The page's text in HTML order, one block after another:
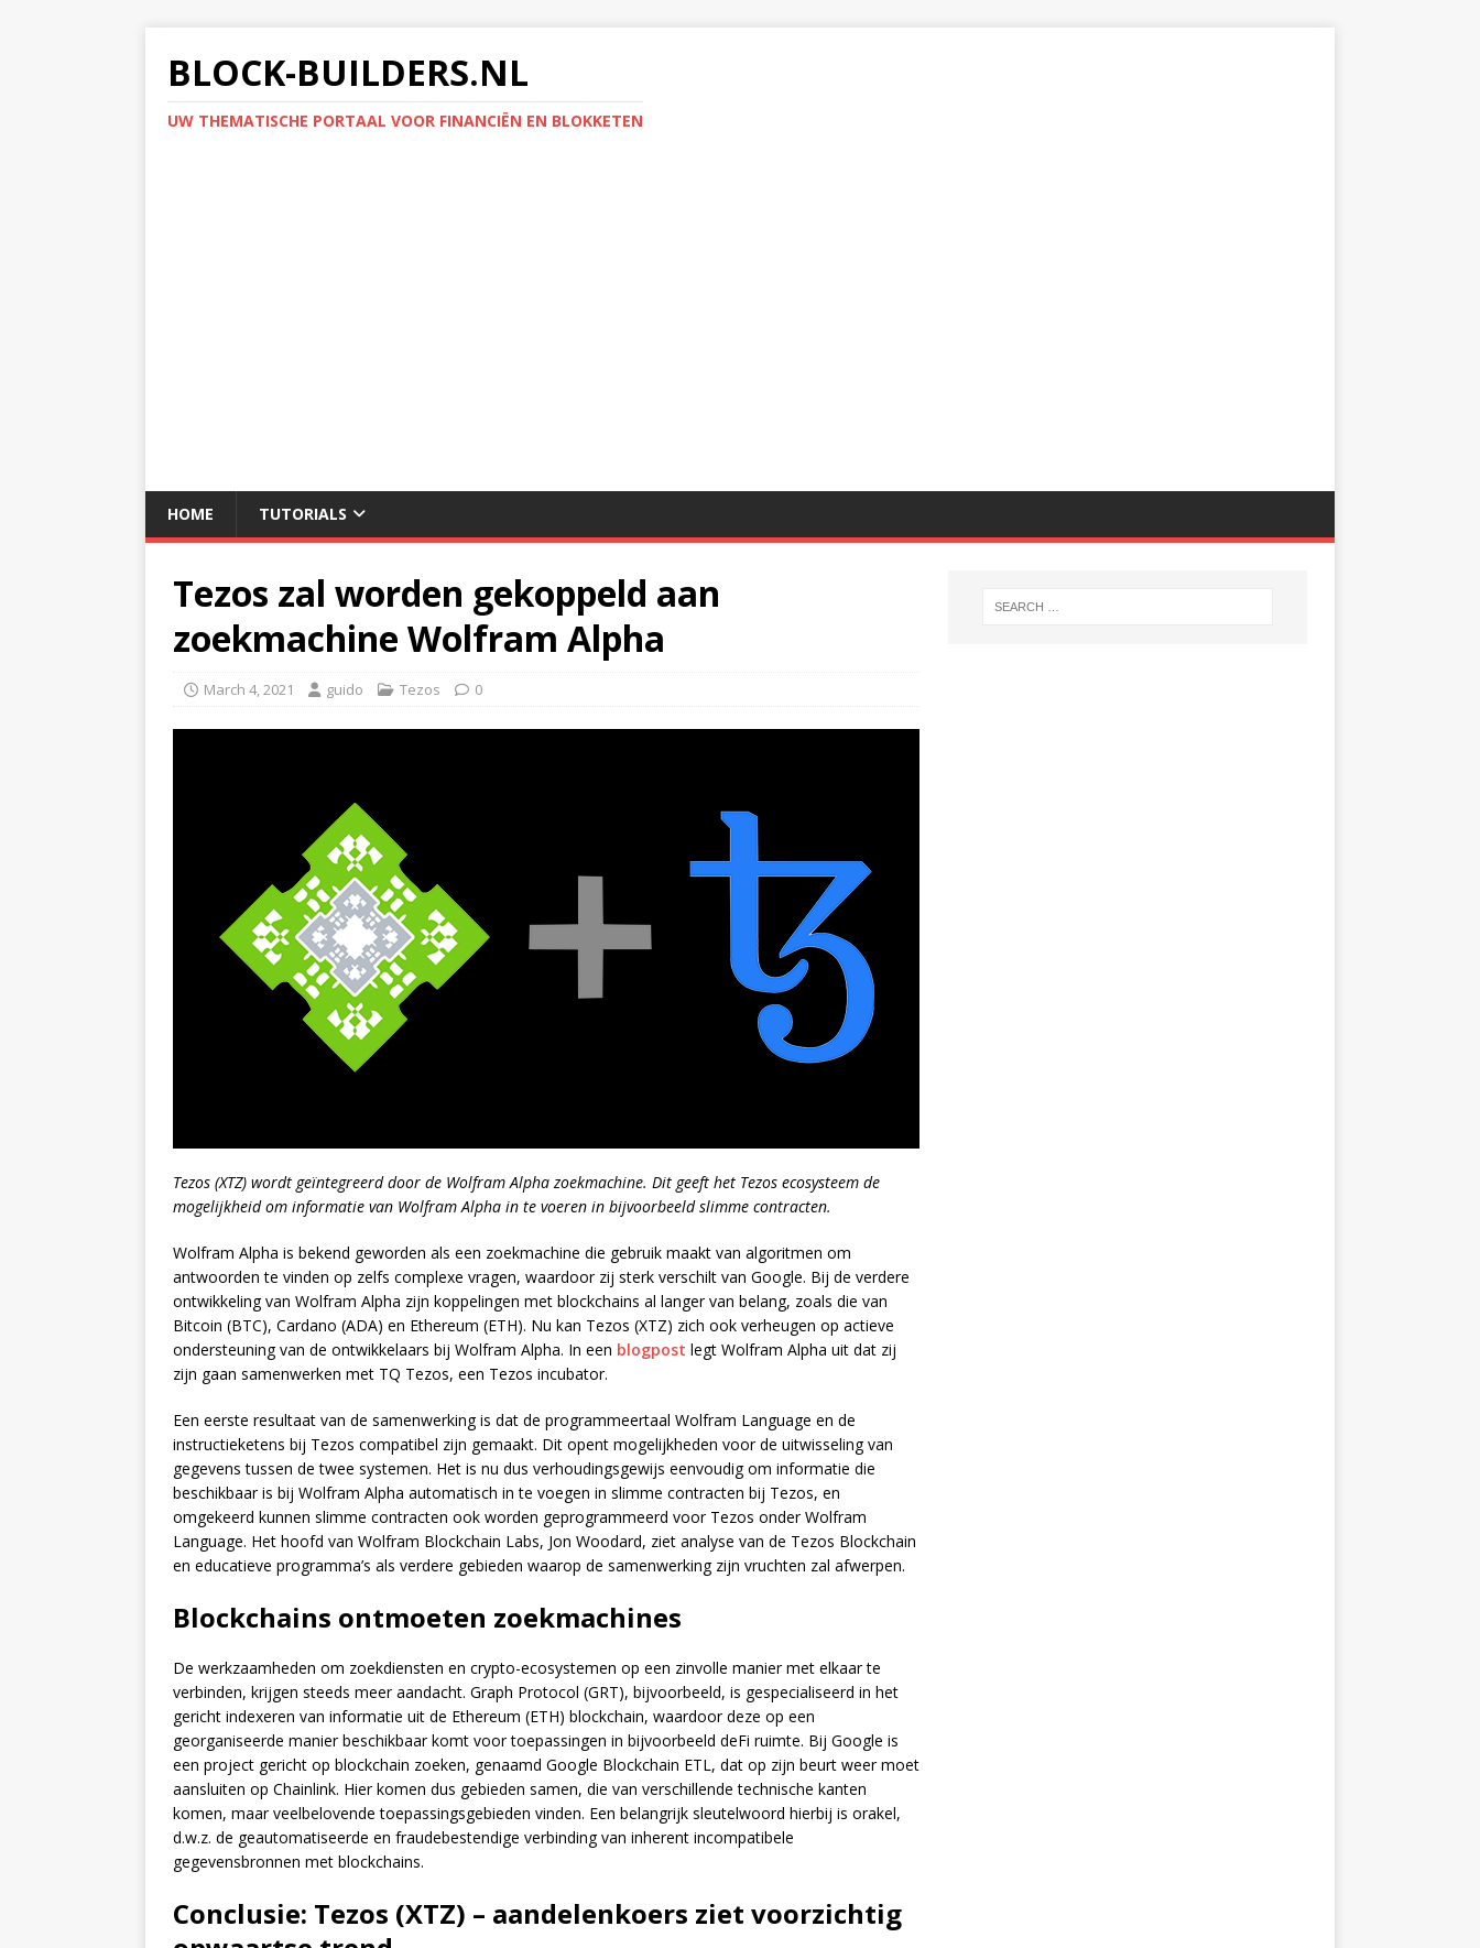
BLOCK-BUILDERS.NL
UW THEMATISCHE PORTAAL VOOR FINANCIËN EN BLOKKETEN
HOME TUTORIALS
Tezos zal worden gekoppeld aan
zoekmachine Wolfram Alpha
March 4, 2021 guido Tezos 0
Tezos (XTZ) wordt geïntegreerd door de Wolfram Alpha zoekmachine. Dit geeft het Tezos ecosysteem de
mogelijkheid om informatie van Wolfram Alpha in te voeren in bijvoorbeeld slimme contracten.
Wolfram Alpha is bekend geworden als een zoekmachine die gebruik maakt van algoritmen om
antwoorden te vinden op zelfs complexe vragen, waardoor zij sterk verschilt van Google. Bij de verdere
ontwikkeling van Wolfram Alpha zijn koppelingen met blockchains al langer van belang, zoals die van
Bitcoin (BTC), Cardano (ADA) en Ethereum (ETH). Nu kan Tezos (XTZ) zich ook verheugen op actieve
ondersteuning van de ontwikkelaars bij Wolfram Alpha. In een blogpost legt Wolfram Alpha uit dat zij
zijn gaan samenwerken met TQ Tezos, een Tezos incubator.
Een eerste resultaat van de samenwerking is dat de programmeertaal Wolfram Language en de
instructieketens bij Tezos compatibel zijn gemaakt. Dit opent mogelijkheden voor de uitwisseling van
gegevens tussen de twee systemen. Het is nu dus verhoudingsgewijs eenvoudig om informatie die
beschikbaar is bij Wolfram Alpha automatisch in te voegen in slimme contracten bij Tezos, en
omgekeerd kunnen slimme contracten ook worden geprogrammeerd voor Tezos onder Wolfram
Language. Het hoofd van Wolfram Blockchain Labs, Jon Woodard, ziet analyse van de Tezos Blockchain
en educatieve programma’s als verdere gebieden waarop de samenwerking zijn vruchten zal afwerpen.
Blockchains ontmoeten zoekmachines
De werkzaamheden om zoekdiensten en crypto-ecosystemen op een zinvolle manier met elkaar te
verbinden, krijgen steeds meer aandacht. Graph Protocol (GRT), bijvoorbeeld, is gespecialiseerd in het
gericht indexeren van informatie uit de Ethereum (ETH) blockchain, waardoor deze op een
georganiseerde manier beschikbaar komt voor toepassingen in bijvoorbeeld deFi ruimte. Bij Google is
een project gericht op blockchain zoeken, genaamd Google Blockchain ETL, dat op zijn beurt weer moet
aansluiten op Chainlink. Hier komen dus gebieden samen, die van verschillende technische kanten
komen, maar veelbelovende toepassingsgebieden vinden. Een belangrijk sleutelwoord hierbij is orakel,
d.w.z. de geautomatiseerde en fraudebestendige verbinding van inherent incompatibele
gegevensbronnen met blockchains.
Conclusie: Tezos (XTZ) – aandelenkoers ziet voorzichtig